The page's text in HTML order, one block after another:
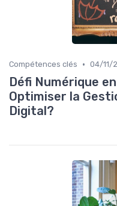
Compétences clés • 04/11/
Défi Numérique
Optimiser la
Digital?